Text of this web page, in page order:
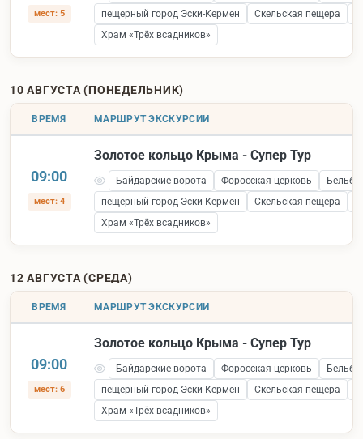
мест: 5
пещерный город Эски-Кермен
Скельская пещера
Храм «Трёх всадников»
10 АВГУСТА (ПОНЕДЕЛЬНИК)
ВРЕМЯ МАРШРУТ ЭКСКУРСИИ
09:00
мест: 4
Золотое кольцо Крыма - Супер Тур
Байдарские ворота Форосская церковь
пещерный город Эски-Кермен
Скельская пещера
Храм «Трёх всадников»
12 АВГУСТА (СРЕДА)
ВРЕМЯ МАРШРУТ ЭКСКУРСИИ
09:00
мест: 6
Золотое кольцо Крыма - Супер Тур
Байдарские ворота Форосская церковь
пещерный город Эски-Кермен
Скельская пещера
Храм «Трёх всадников»